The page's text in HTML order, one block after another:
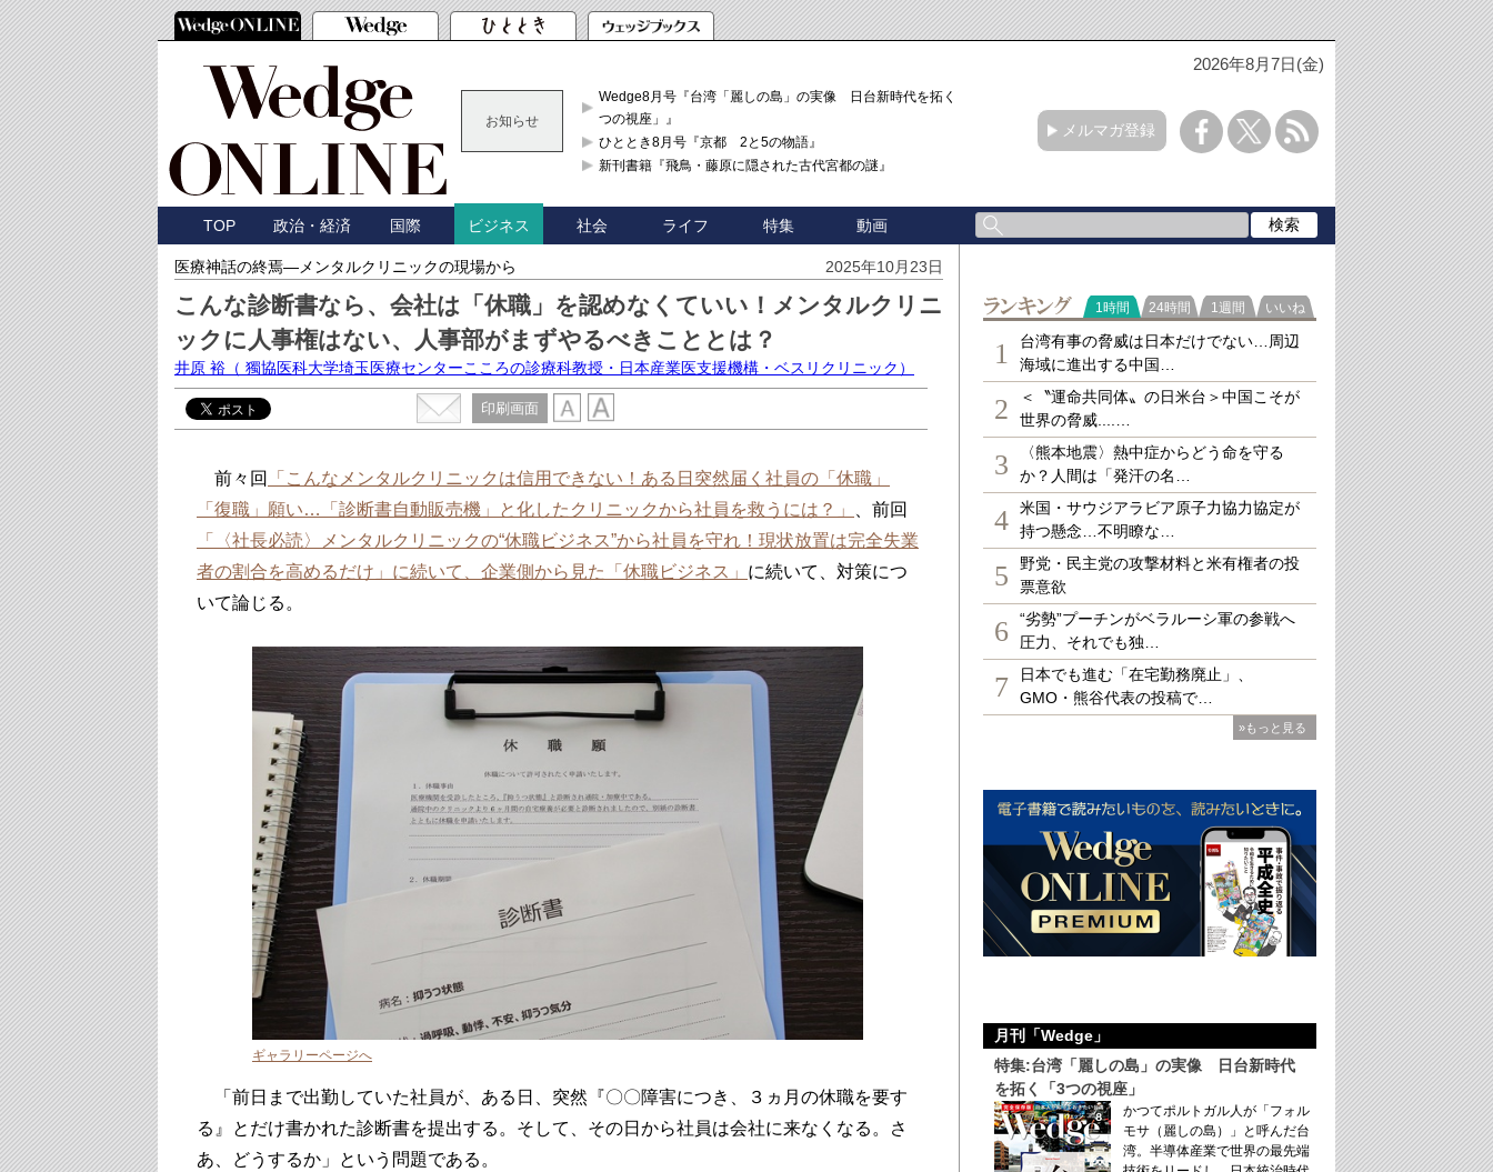
2026年8月7日(金)
お知らせ
Wedge8月号『台湾「麗しの島」の実像 日台新時代を拓く「3
つの視座」』
ひととき8月号『京都 2と5の物語』
新刊書籍『飛鳥・藤原に隠された古代宮都の謎』
メルマガ登録
TOP 政治・経済 国際 ビジネス 社会 ライフ 特集 動画
医療神話の終焉―メンタルクリニックの現場から 2025年10月23日
こんな診断書なら、会社は「休職」を認めなくていい！メンタルクリニ
ックに人事権はない、人事部がまずやるべきこととは？
井原 裕 （ 獨協医科大学埼玉医療センターこころの診療科教授・日本産業医支援機構・ベスリクリニック）
印刷画面
前々回
「こんなメンタルクリニックは信用できない！ある日突然届く社員の「休職」
「復職」願い…「診断書自動販売機」と化したクリニックから社員を救うには？」
、前回
「〈社長必読〉メンタルクリニックの“休職ビジネス”から社員を守れ！現状放置は完全失業
者の割合を高めるだけ」に続いて、企業側から見た「休職ビジネス」 に続いて、対策につ
いて論じる。
ギャラリーページへ
「前日まで出勤していた社員が、ある日、突然『〇〇障害につき、３ヵ月の休職を要す
る』とだけ書かれた診断書を提出する。そして、その日から社員は会社に来なくなる。さ
あ、どうするか」という問題である。
ランキング
1時間 24時間 1週間 いいね
1
台湾有事の脅威は日本だけでない…周辺
海域に進出する中国…
2
＜〝運命共同体〟の日米台＞中国こそが
世界の脅威....…
3
〈熊本地震〉熱中症からどう命を守る
か？人間は「発汗の名…
4
米国・サウジアラビア原子力協力協定が
持つ懸念…不明瞭な…
5
野党・民主党の攻撃材料と米有権者の投
票意欲
6
“劣勢”プーチンがベラルーシ軍の参戦へ
圧力、それでも独…
7
日本でも進む「在宅勤務廃止」、
GMO・熊谷代表の投稿で…
»もっと見る
月刊「Wedge」
特集:台湾「麗しの島」の実像 日台新時代
を拓く「3つの視座」
かつてポルトガル人が「フォル
モサ（麗しの島）」と呼んだ台
湾。半導体産業で世界の最先端